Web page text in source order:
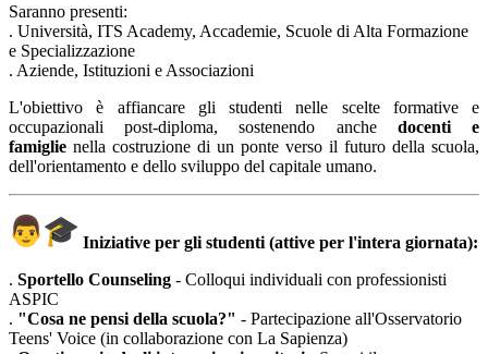
Saranno presenti:
. Università, ITS Academy, Accademie, Scuole di Alta Formazione
e Specializzazione
. Aziende, Istituzioni e Associazioni
L'obiettivo è affiancare gli studenti nelle scelte formative e
occupazionali post-diploma, sostenendo anche
docenti e
famiglie nella costruzione di un ponte verso il futuro della scuola,
dell'orientamento e dello sviluppo del capitale umano.
Iniziative per gli studenti (attive per l'intera giornata):
. Sportello Counseling - Colloqui individuali con professionisti
ASPIC
. "Cosa ne pensi della scuola?" - Partecipazione all'Osservatorio
Teens' Voice (in collaborazione con La Sapienza)